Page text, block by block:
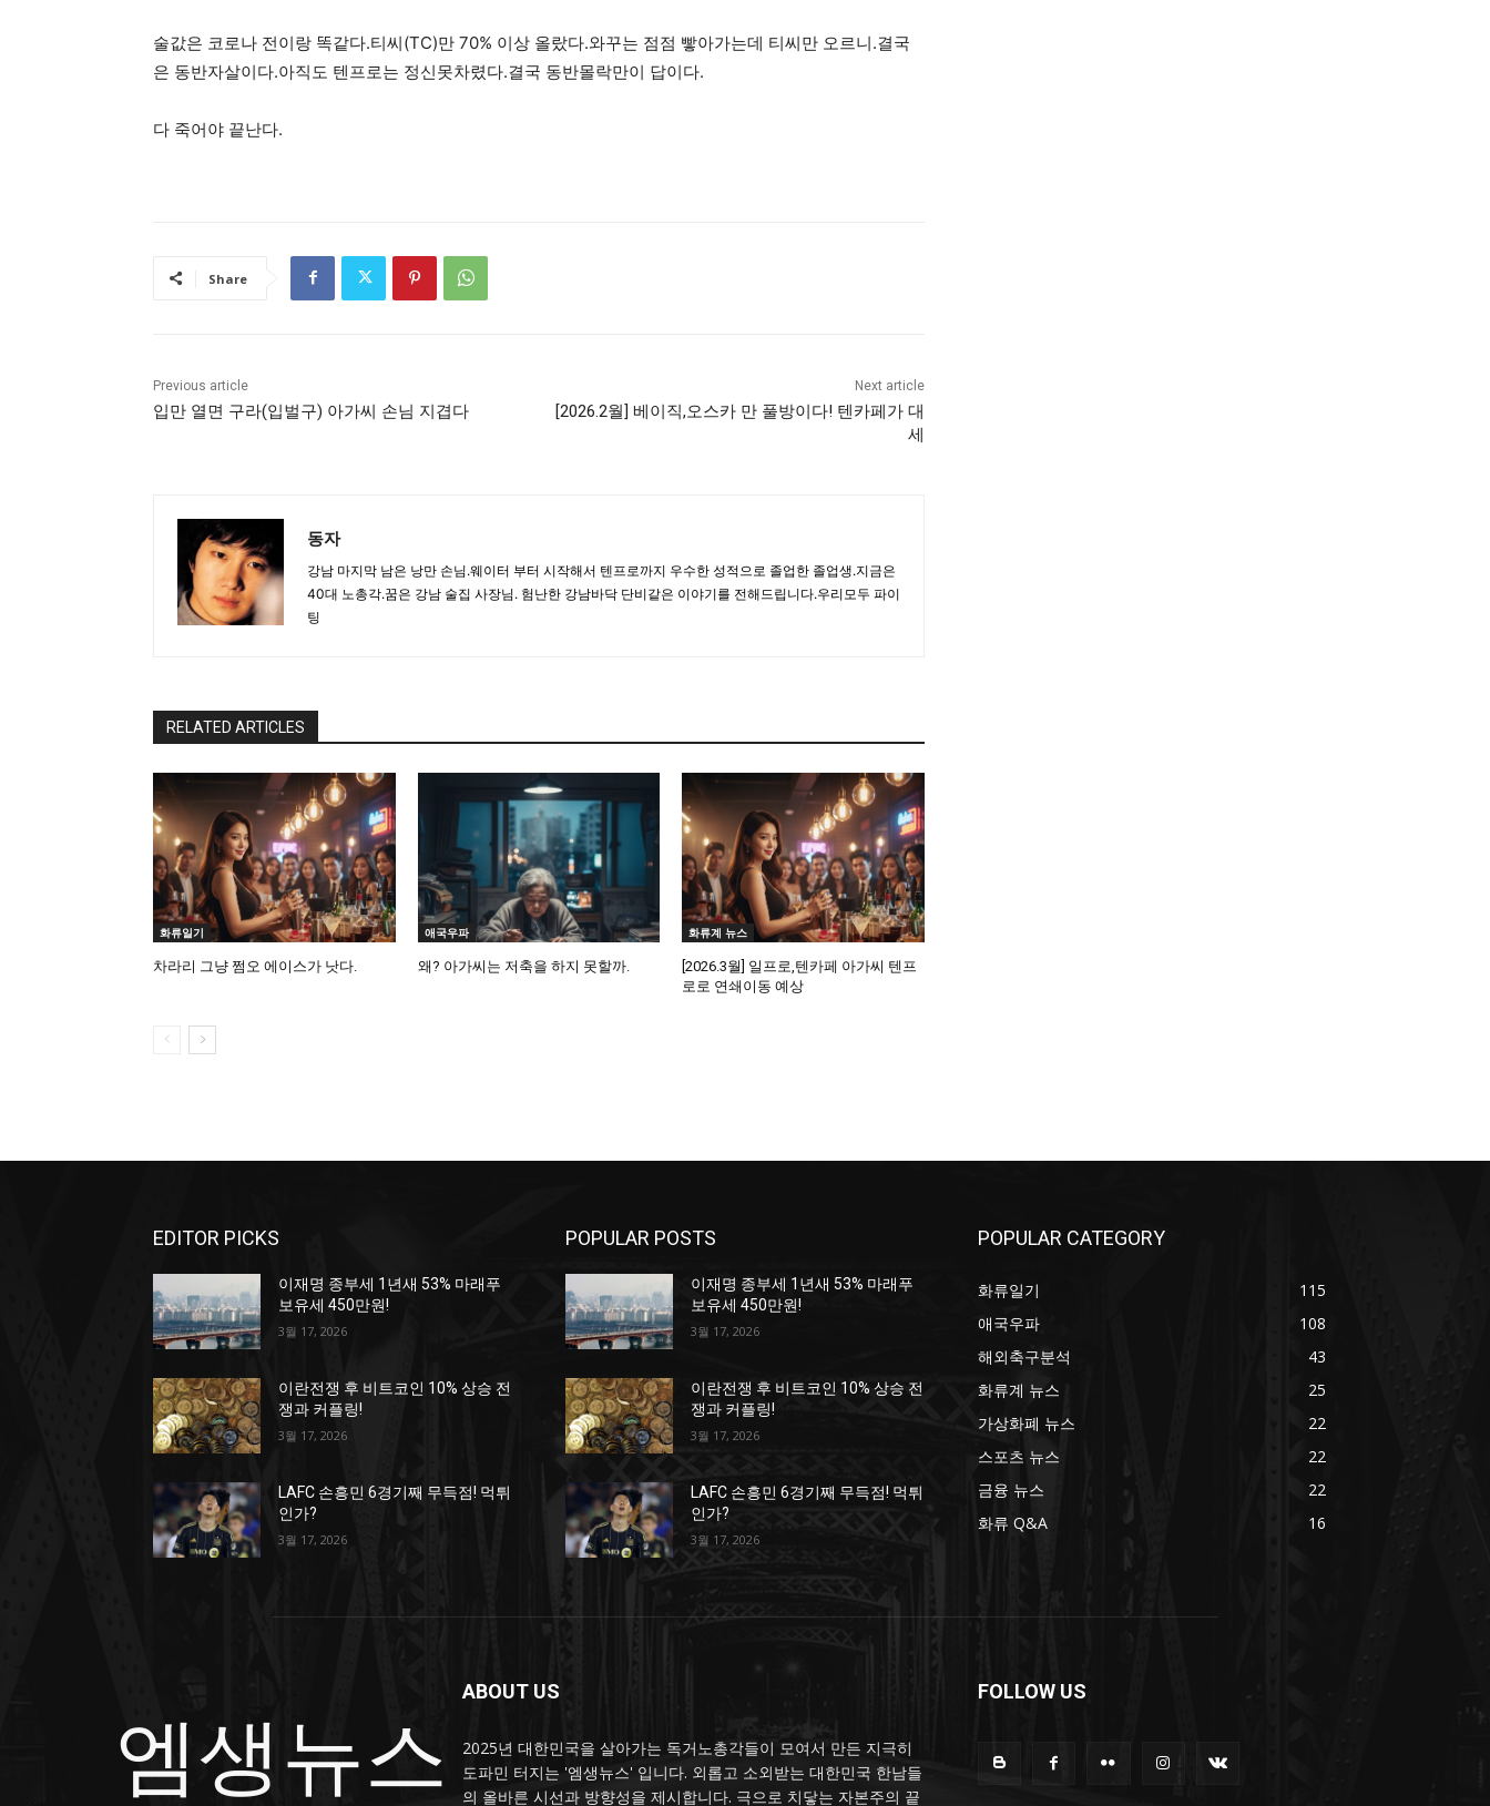
술값은 코로나 전이랑 똑같다.티씨(TC)만 70% 이상 올랐다.와꾸는 점점 빻아가는데 티씨만 오르니.결국
은 동반자살이다.아직도 텐프로는 정신못차렸다.결국 동반몰락만이 답이다.
다 죽어야 끝난다.
Share
Previous article
입만 열면 구라(입벌구) 아가씨 손님 지겹다
Next article
[2026.2월] 베이직,오스카 만 풀방이다! 텐카페가 대
세
동자
강남 마지막 남은 낭만 손님.웨이터 부터 시작해서 텐프로까지 우수한 성적으로 졸업한 졸업생.지금은
40대 노총각.꿈은 강남 술집 사장님. 험난한 강남바닥 단비같은 이야기를 전해드립니다.우리모두 파이
팅
RELATED ARTICLES
화류일기
차라리 그냥 쩜오 에이스가 낫다.
애국우파
왜? 아가씨는 저축을 하지 못할까.
화류계 뉴스
[2026.3월] 일프로,텐카페 아가씨 텐프
로로 연쇄이동 예상
EDITOR PICKS
이재명 종부세 1년새 53% 마래푸
보유세 450만원!
3월 17, 2026
이란전쟁 후 비트코인 10% 상승 전
쟁과 커플링!
3월 17, 2026
LAFC 손흥민 6경기째 무득점! 먹튀
인가?
3월 17, 2026
POPULAR POSTS
이재명 종부세 1년새 53% 마래푸
보유세 450만원!
3월 17, 2026
이란전쟁 후 비트코인 10% 상승 전
쟁과 커플링!
3월 17, 2026
LAFC 손흥민 6경기째 무득점! 먹튀
인가?
3월 17, 2026
POPULAR CATEGORY
화류일기
115
애국우파
108
해외축구분석
43
화류계 뉴스
25
가상화폐 뉴스
22
스포츠 뉴스
22
금융 뉴스
22
화류 Q&A
16
엠생뉴스
ABOUT US
2025년 대한민국을 살아가는 독거노총각들이 모여서 만든 지극히
도파민 터지는 '엠생뉴스' 입니다. 외롭고 소외받는 대한민국 한남들
의 올바른 시선과 방향성을 제시합니다. 극으로 치닿는 자본주의 끝
FOLLOW US